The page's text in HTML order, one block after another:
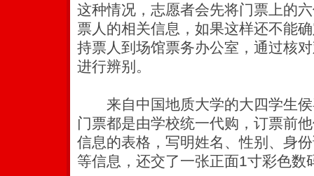
这种情况，志愿者会先将门票上的
票人的相关信息，如果这样还不能
持票人到场馆票务办公室，通过核
进行辨别。
来自中国地质大学的大四学生侯
门票都是由学校统一代购，订票前
信息的表格，写明姓名、性别、身
等信息，还交了一张正面1寸彩色数